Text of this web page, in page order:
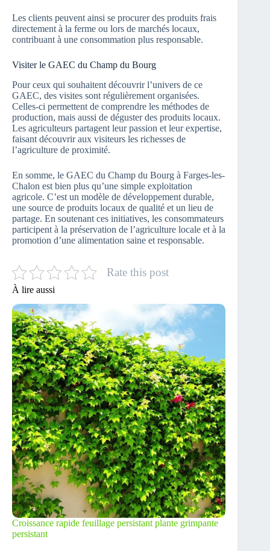
Les clients peuvent ainsi se procurer des produits frais
directement à la ferme ou lors de marchés locaux,
contribuant à une consommation plus responsable.
Visiter le GAEC du Champ du Bourg
Pour ceux qui souhaitent découvrir l’univers de ce
GAEC, des visites sont régulièrement organisées.
Celles-ci permettent de comprendre les méthodes de
production, mais aussi de déguster des produits locaux.
Les agriculteurs partagent leur passion et leur expertise,
faisant découvrir aux visiteurs les richesses de
l’agriculture de proximité.
En somme, le GAEC du Champ du Bourg à Farges-les-
Chalon est bien plus qu’une simple exploitation
agricole. C’est un modèle de développement durable,
une source de produits locaux de qualité et un lieu de
partage. En soutenant ces initiatives, les consommateurs
participent à la préservation de l’agriculture locale et à la
promotion d’une alimentation saine et responsable.
Rate this post
À lire aussi
Croissance rapide feuillage persistant plante grimpante
persistant